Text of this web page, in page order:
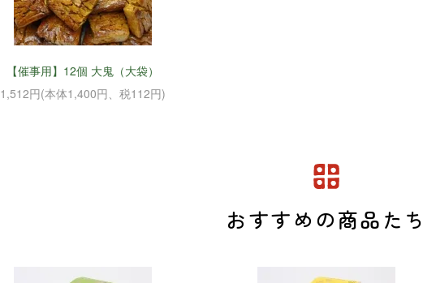
【催事用】12個 大鬼（大袋）
1,512円(本体1,400円、税112円)
おすすめの商品た